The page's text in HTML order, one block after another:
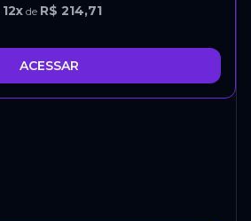
12x de R$ 214,71
ACESSAR